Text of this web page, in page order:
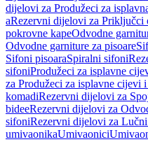
dijelovi za Produžeci za
aRezervni dijelovi za Priključci
pokrovne kapeOdvodne
Odvodne garniture za pisoare
Sifoni pisoaraSpiralni sifoni
sifoniProdužeci za isplavne
za Produžeci za isplavne cijevi
komadiRezervni dijelovi za
bideeRezervni dijelovi za
sifoniRezervni dijelovi za
umivaonikaUmivaonici